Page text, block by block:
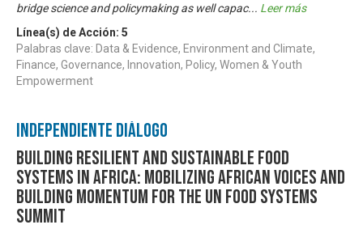
bridge science and policymaking as well capac... Leer más
Línea(s) de Acción: 5
Palabras clave: Data & Evidence, Environment and Climate,
Finance, Governance, Innovation, Policy, Women & Youth
Empowerment
Independiente Diálogo
Building Resilient and Sustainable Food
Systems in Africa: Mobilizing African Voices and
Building Momentum for the UN Food Systems
Summit